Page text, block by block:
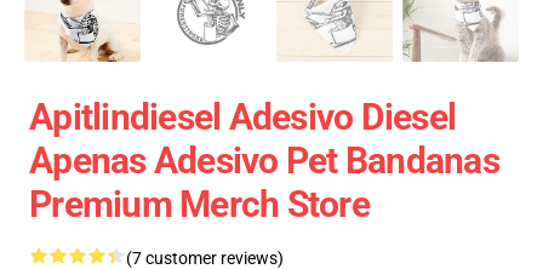
Apitlindiesel Adesivo Diesel
Apenas Adesivo Pet Bandanas
Premium Merch Store
(7 customer reviews)